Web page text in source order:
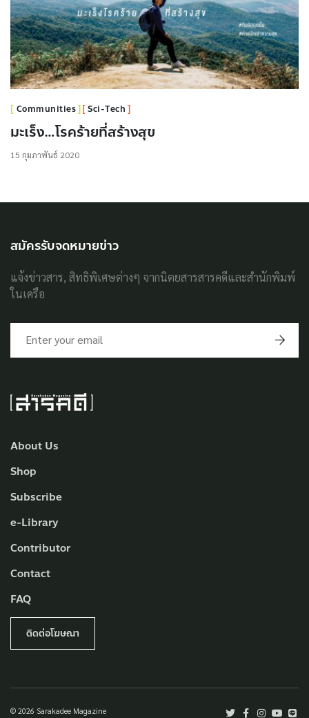
Communities Sci-Tech
มะเร็ง…โรคร้ายที่สร้างสุข
15 กุมภาพันธ์ 2020
About Us
Shop
Subscribe
e-Library
Contributor
Contact
FAQ
ติดต่อโฆษณา
© 2026 Sarakadee Magazine
สมัครรับจดหมายข่าว
แจ้งข่าวสาร, สิทธิพิเศษต่างๆ จากนิตยสารสารคดีและสำนักพิมพ์
ในเครือ